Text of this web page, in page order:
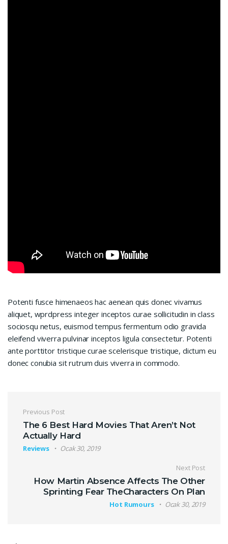
Potenti fusce himenaeos hac aenean quis donec vivamus
aliquet, wprdpress integer inceptos curae sollicitudin in class
sociosqu netus, euismod tempus fermentum odio gravida
eleifend viverra pulvinar inceptos ligula consectetur. Potenti
ante porttitor tristique curae scelerisque tristique, dictum eu
donec conubia sit rutrum duis viverra in commodo.
Yazı gezinmesi
Previous Post
The 6 Best Hard Movies That Aren’t Not
Actually Hard
Reviews Ocak 30, 2019
Next Post
How Martin Absence Affects The Other
Sprinting Fear TheCharacters On Plan
Hot Rumours Ocak 30, 2019